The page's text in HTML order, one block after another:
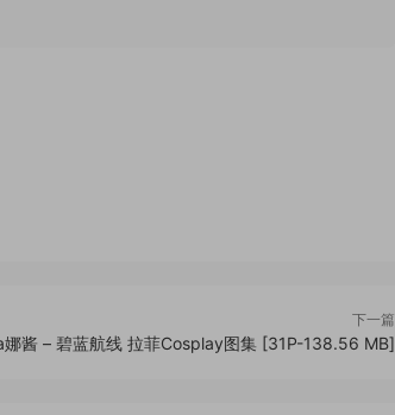
下一篇
娜酱 – 碧蓝航线 拉菲Cosplay图集 [31P-138.56 MB]